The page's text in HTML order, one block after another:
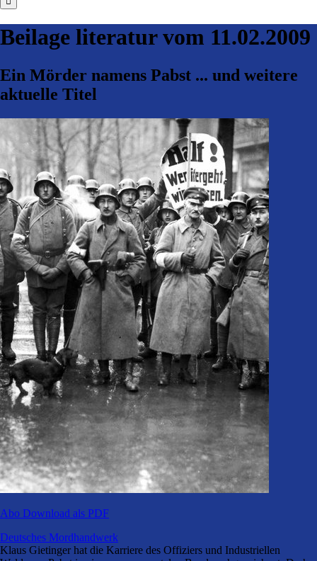
Beilage literaturvom 11.02.2009
Ein Mörder namens Pabst ... und weitere
aktuelle Titel
Abo Download als PDF
Deutsches Mordhandwerk
Klaus Gietinger hat die Karriere des Offiziers und Industriellen